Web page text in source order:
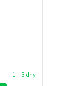
1 - 3 dny